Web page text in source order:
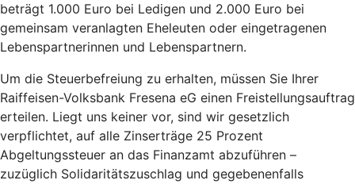
beträgt 1.000 Euro bei Ledigen und 2.000 Euro bei
gemeinsam veranlagten Eheleuten oder eingetragenen
Lebenspartnerinnen und Lebenspartnern.
Um die Steuerbefreiung zu erhalten, müssen Sie Ihrer
Raiffeisen-Volksbank Fresena eG einen Freistellungsauftrag
erteilen. Liegt uns keiner vor, sind wir gesetzlich
verpflichtet, auf alle Zinserträge 25 Prozent
Abgeltungssteuer an das Finanzamt abzuführen –
zuzüglich Solidaritätszuschlag und gegebenenfalls